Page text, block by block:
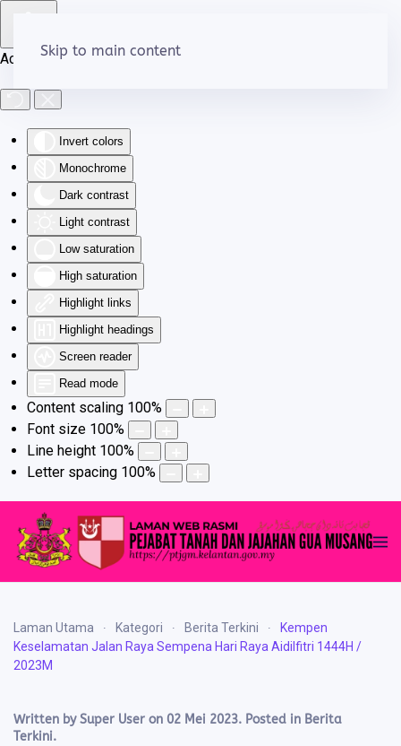
Accessibility Tools
Invert colors
Monochrome
Dark contrast
Light contrast
Low saturation
High saturation
Highlight links
Highlight headings
Screen reader
Read mode
Content scaling 100%
Font size 100%
Line height 100%
Letter spacing 100%
Skip to main content
Laman Utama Kategori Berita Terkini
Kempen
Keselamatan Jalan Raya Sempena Hari Raya Aidilfitri 1444H /
2023M
Written by Super User on 02 Mei 2023. Posted in Berita
Terkini.